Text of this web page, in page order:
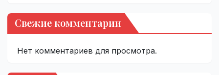
Свежие комментарии
Нет комментариев для просмотра.